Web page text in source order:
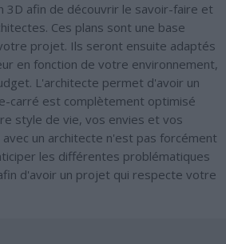
3D afin de découvrir le savoir-faire et
Ces plans sont une base
projet. Ils seront ensuite adaptés
en fonction de votre environnement,
L'architecte permet d'avoir un
carré est complètement optimisé
style de vie, vos envies et vos
un architecte n'est pas forcément
les différentes problématiques
d'avoir un projet qui respecte votre